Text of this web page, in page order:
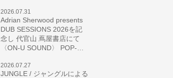
2026.07.31
Adrian Sherwood presents
DUB SESSIONS 2026を記
念し 代官山 蔦屋書店にて
〈ON-U SOUND〉 POP-…
2026.07.27
JUNGLE / ジャングルによる